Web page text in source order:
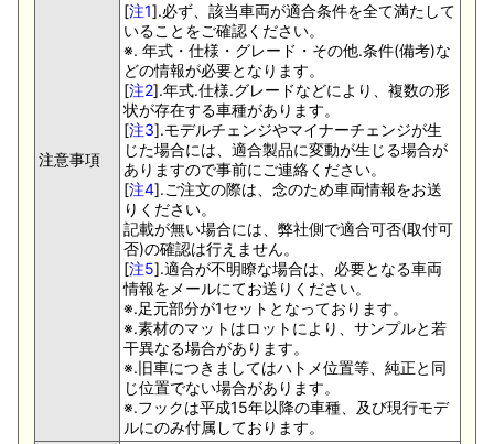
注意事項
[注1].必ず、該当車両が適合条件を全て満たして
いることをご確認ください。
※. 年式・仕様・グレード・その他.条件(備考)な
どの情報が必要となります。
[注2].年式.仕様.グレードなどにより、複数の形
状が存在する車種があります。
[注3].モデルチェンジやマイナーチェンジが生
じた場合には、適合製品に変動が生じる場合が
ありますので事前にご連絡ください。
[注4].ご注文の際は、念のため車両情報をお送
りください。
記載が無い場合には、弊社側で適合可否(取付可
否)の確認は行えません。
[注5].適合が不明瞭な場合は、必要となる車両
情報をメールにてお送りください。
※.足元部分が1セットとなっております。
※.素材のマットはロットにより、サンプルと若
干異なる場合があります。
※.旧車につきましてはハトメ位置等、純正と同
じ位置でない場合があります。
※.フックは平成15年以降の車種、及び現行モデ
ルにのみ付属しております。